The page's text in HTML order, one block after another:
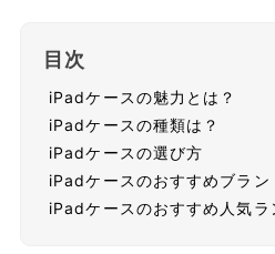
目次
iPadケースの魅力とは？
iPadケースの種類は？
iPadケースの選び方
iPadケースのおすすめブラン
iPadケースのおすすめ人気